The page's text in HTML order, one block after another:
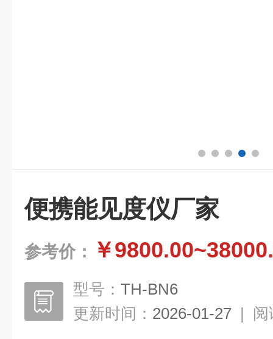
便携能见度仪厂家
参考价： ￥
型号： TH-BN6
更新时间： 2026-01-27 | 阅